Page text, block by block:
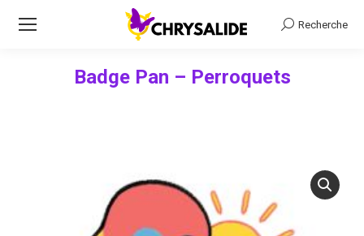
Recherche
Recherche
Badge Pan – Perroquets